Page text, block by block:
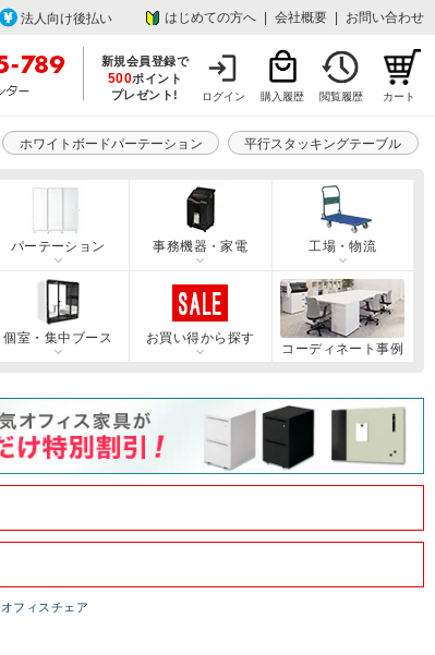
法人向け後払い はじめての方へ 会社概要 お問い合わせ
新規会員登録で
500ポイント
プレゼント!
ログイン 購入履歴 閲覧履歴 カート
ホワイトボードパーテーション 平行スタッキングテーブル
パーテーション 事務機器・家電 工場・物流
個室・集中ブース
お買い得から探す
コーディネート事例
フィスチェア